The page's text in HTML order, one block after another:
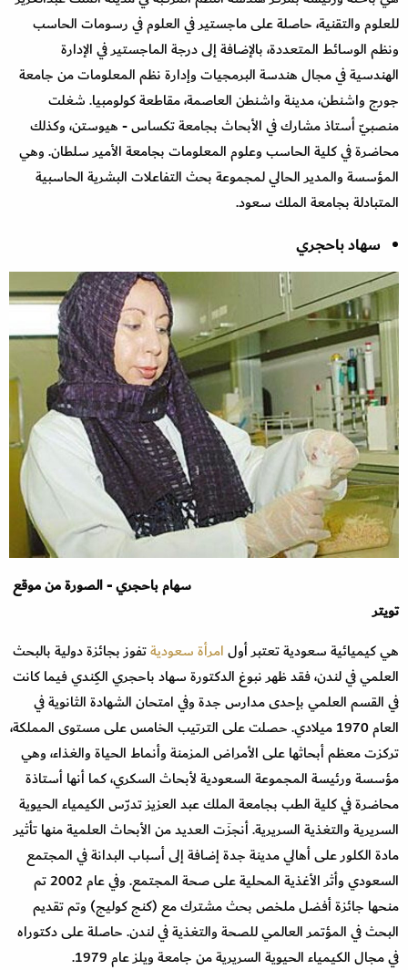
للعلوم والتقنية، حاصلة على ماجستير في العلوم في رسومات الحاسب
ونظم الوسائط المتعددة، بالإضافة إلى درجة الماجستير في الإدارة
الهندسية في مجال هندسة البرمجيات وإدارة نظم المعلومات من جامعة
جورج واشنطن، مدينة واشنطن العاصمة، مقاطعة كولومبيا. شغلت
منصبيّ أستاذ مشارك في الأبحاث بجامعة تكساس - هيوستن، وكذلك
محاضرة في كلية الحاسب وعلوم المعلومات بجامعة الأمير سلطان. وهي
المؤسسة والمدير الحالي لمجموعة بحث التفاعلات البشرية الحاسبية
المتبادلة بجامعة الملك سعود.
سهاد باحجري
سهام باحجري -الصورة من موقع
تويتر
هي كيميائية سعودية تعتبر أولامرأة سعوديةتفوز بجائزة دولية بالبحث
العلمي في لندن، فقد ظهر نبوغ الدكتورة سهاد باحجري الكِندي فيما كانت
في القسم العلمي بإحدى مدارس جدة وفي امتحان الشهادة الثانوية في
العام 1970 ميلادي. حصلت على الترتيب الخامس على مستوى المملكة،
تركزت معظم أبحاثها على الأمراض المزمنة وأنماط الحياة والغذاء، وهي
مؤسسة ورئيسة المجموعة السعودية لأبحاث السكري، كما أنها أستاذة
محاضرة في كلية الطب بجامعة الملك عبد العزيز تدرّس الكيمياء الحيوية
السريرية والتغذية السريرية. أنجزَت العديد من الأبحاث العلمية منها تأثير
مادة الكلور على أهالي مدينة جدة إضافة إلى أسباب البدانة في المجتمع
السعودي وأثر الأغذية المحلية على صحة المجتمع. وفي عام 2002 تم
منحها جائزة أفضل ملخص بحث مشترك مع (كنج كوليج) وتم تقديم
البحث في المؤتمر العالمي للصحة والتغذية في لندن. حاصلة على دكتوراه
في مجال الكيمياء الحيوية السريرية من جامعة ويلز عام 1979.